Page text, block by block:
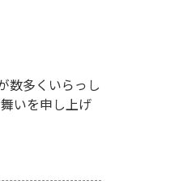
数多くいらっし
いを申し上げ